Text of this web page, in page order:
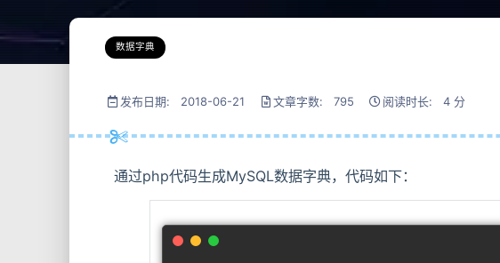
数据字典
发布日期: 2018-06-21 文章字数: 795 阅读时长: 4 分
通过php代码生成MySQL数据字典，代码如下：